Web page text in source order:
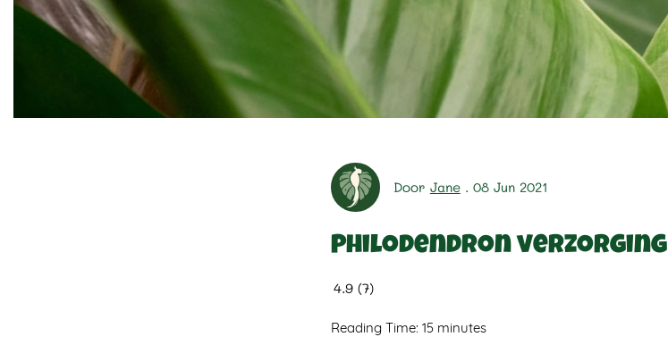
Door Jane . 08 Jun 2021
Philodendron verzorging
4.9 (7)
Reading Time: 15 minutes